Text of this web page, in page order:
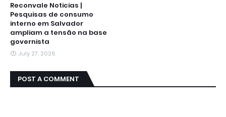
Reconvale Noticias |
Pesquisas de consumo
interno em Salvador
ampliam a tensão na base
governista
July 27, 2026
POST A COMMENT